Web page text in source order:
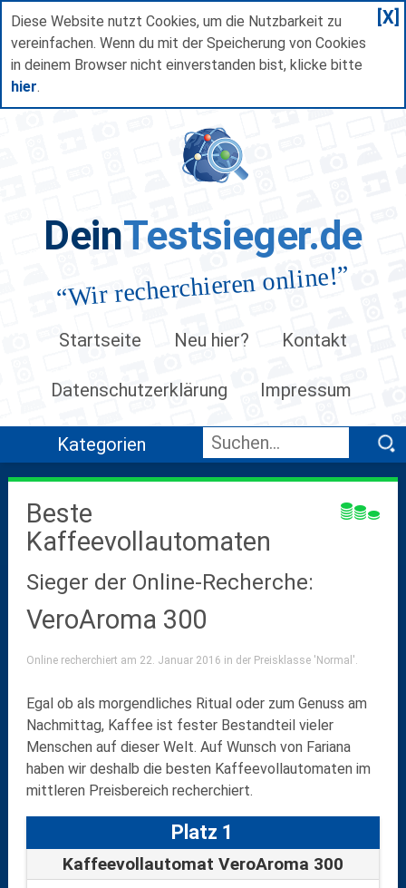
Diese Website nutzt Cookies, um die Nutzbarkeit zu
vereinfachen. Wenn du mit der Speicherung von Cookies
in deinem Browser nicht einverstanden bist, klicke bitte
hier.
[X]
DeinTestsieger.de
“Wir recherchieren online!”
Startseite Neu hier? Kontakt
Datenschutzerklärung Impressum
Kategorien
Beste
Kaffeevollautomaten
Sieger der Online-Recherche:
VeroAroma 300
Online recherchiert am 22. Januar 2016 in der Preisklasse 'Normal'.
Egal ob als morgendliches Ritual oder zum Genuss am
Nachmittag, Kaffee ist fester Bestandteil vieler
Menschen auf dieser Welt. Auf Wunsch von Fariana
haben wir deshalb die besten Kaffeevollautomaten im
mittleren Preisbereich recherchiert.
Platz 1
Kaffeevollautomat VeroAroma 300